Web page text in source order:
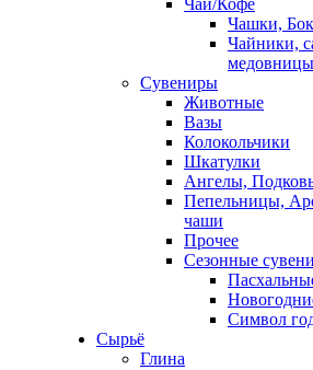
Чай/Кофе
Чашки,
Чайники,
Сувениры
Животные
Вазы
Колокольчики
Шкатулки
Ангелы,
Пепельницы,
чаши
Прочее
Сезонные
Символ
Сырьё
Глина